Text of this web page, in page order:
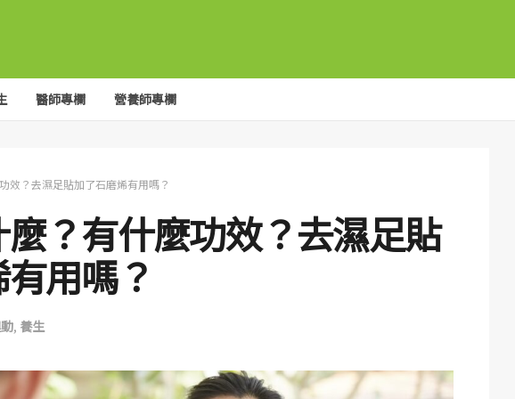
醫師專欄 營養師專欄
效？去濕足貼加了石磨烯有用嗎？
？有什麼功效？去濕足貼
用嗎？
, 養生